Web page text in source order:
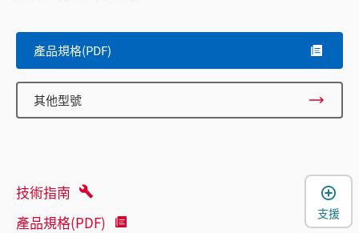
產品規格(PDF)
其他型號
技術指南
產品規格(PDF)
支援